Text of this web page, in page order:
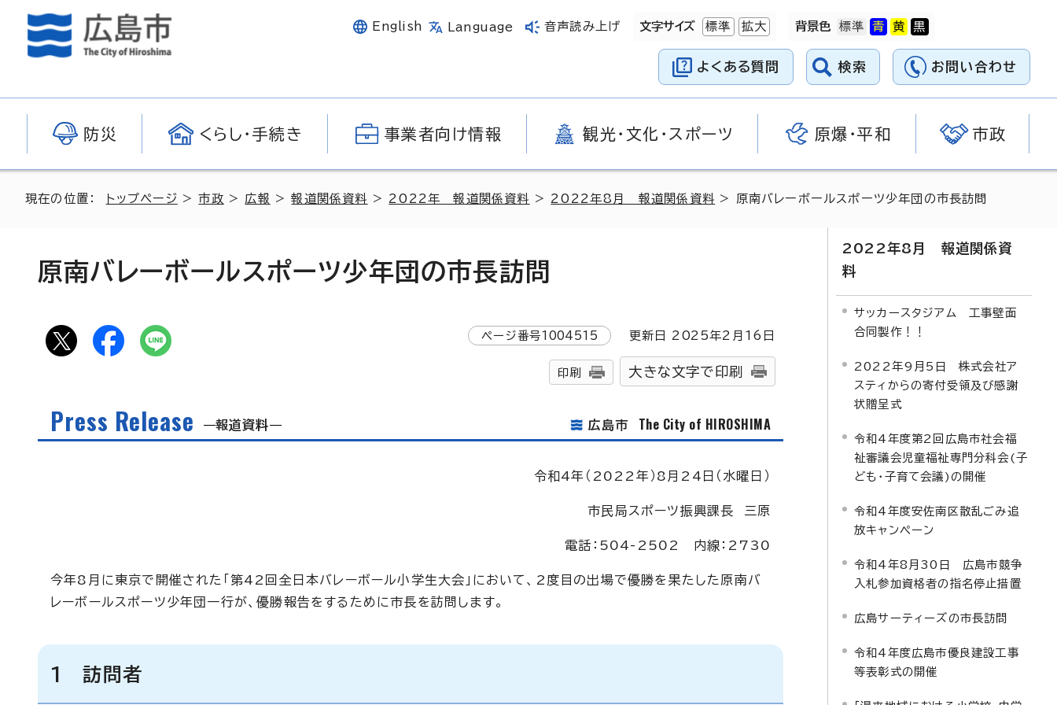
English Language 音声読み上げ 文字サイズ 標準 拡大 背景色
よくある質問 検索 お問い合わせ
防災 くらし・手続き 事業者向け情報 観光・文化・スポーツ 原爆・平和 市政
現在の位置： トップページ >市政 > 広報 >報道関係資料 > 2022年 報道関係資料 > 2022年8月 報道関係資料 > 原南バレーボールスポーツ少年団の市長訪問
原南バレーボールスポーツ少年団の市長訪問
ページ番号1004515 更新日 2025年2月 16 日
印刷 大きな文字で印刷
Press Release 報道資料 広島市 The City of HIROSHIMA
令和4年（2022年）8月24日（水曜日）
市民局スポーツ振興課長 三原
電話：504-2502 内線：2730
今年8月に東京で開催された「第42回全日本バレーボール小学生大会」において、2度目の出場で優勝を果たした原南バ
レーボールスポーツ少年団一行が、優勝報告をするために市長を訪問します。
1 訪問者
2022年8月 報道関係資
料
サッカースタジアム 工事壁面
合同製作！！
2022年9月5日 株式会社ア
スティからの寄付受領及び感謝
状贈呈式
令和4年度第2回広島市社会福
祉審議会児童福祉専門分科会(子
ども・子育て会議)の開催
令和4年度安佐南区散乱ごみ追
放キャンペーン
令和4年8月30日 広島市競争
入札参加資格者の指名停止措置
広島サーティーズの市長訪問
令和4年度広島市優良建設工事
等表彰式の開催